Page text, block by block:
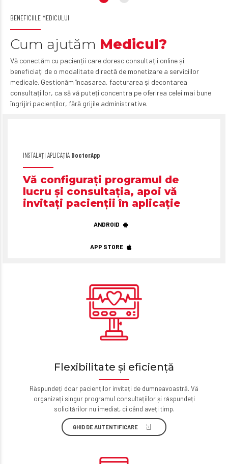
BENEFICIILE MEDICULUI
Cum ajutăm Medicul?
Vă conectăm cu pacienții care doresc consultații online și
beneficiați de o modalitate directă de monetizare a serviciilor
medicale. Gestionăm încasarea, facturarea și decontarea
consultațiilor, ca să vă puteți concentra pe oferirea celei mai bune
îngrijiri pacienților, fără grijile administrative.
INSTALAȚI APLICAȚIA DoctorApp
Vă configurați programul de
lucru și consultația, apoi vă
invitați pacienții în aplicație
ANDROID
APP STORE
Flexibilitate și eficiență
Răspundeți doar pacienților invitați de dumneavoastră. Vă
organizați singur programul consultațiilor și răspundeți
solicitărilor nu imediat, ci când aveți timp.
GHID DE AUTENTIFICARE